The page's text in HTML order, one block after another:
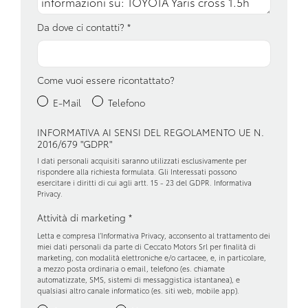
Freno di stazionamento elettrico
Garanzie
Impianto audio con touchscreen
Pacchetto sicurezza
Partenza in salita assistita
Personalizzazioni linea e stile
Riconoscimento segnali stradali
Ruotino di scorta
Sedili abbattibili
Da dove ci contatti? *
Come vuoi essere ricontattato?
E-Mail
Telefono
INFORMATIVA AI SENSI DEL REGOLAMENTO UE N.
2016/679 "GDPR"
I dati personali acquisiti saranno utilizzati esclusivamente per
rispondere alla richiesta formulata. Gli Interessati possono
esercitare i diritti di cui agli artt. 15 - 23 del GDPR. Informativa
Privacy
Attività di marketing *
Letta e compresa l’Informativa Privacy , acconsento al trattamento dei
miei dati personali da parte di Ceccato Motors Srl per finalità di
marketing, con modalità elettroniche e/o cartacee, e, in particolare,
a mezzo posta ordinaria o email, telefono (es. chiamate
automatizzate, SMS, sistemi di messaggistica istantanea), e
qualsiasi altro canale informatico (es. siti web, mobile app).